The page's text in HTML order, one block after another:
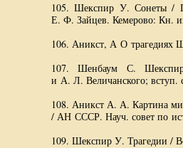
105. Шекспир У. Сонеты /
Е. Ф. Зайцев. Кемерово: Кн.
106. Аникст, А О трагедиях
107. Шенбаум С.
и А. Л. Величанского; вступ.
108. Аникст А. А. Картина
/ АН СССР. Науч. совет по
109. Шекспир У. Трагедии /